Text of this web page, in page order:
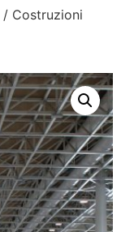
/ Costruzioni